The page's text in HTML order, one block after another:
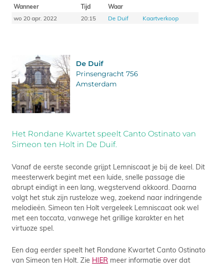
Wanneer Tijd
Waar
wo 20 apr. 2022
20:15 De Duif Kaartverkoop
De Duif
Prinsengracht 756
Amsterdam
Het Rondane Kwartet speelt Canto Ostinato van
Simeon ten Holt in De Duif.
Vanaf de eerste seconde grijpt Lemniscaat je bij de keel. Dit
meesterwerk begint met een luide, snelle passage die
abrupt eindigt in een lang, wegstervend akkoord. Daarna
volgt het stuk zijn rusteloze weg, zoekend naar indringende
melodieën. Simeon ten Holt vergeleek Lemniscaat ook wel
met een toccata, vanwege het grillige karakter en het
virtuoze spel.
Een dag eerder speelt het Rondane Kwartet Canto Ostinato
van Simeon ten Holt. Zie HIER meer informatie over dat